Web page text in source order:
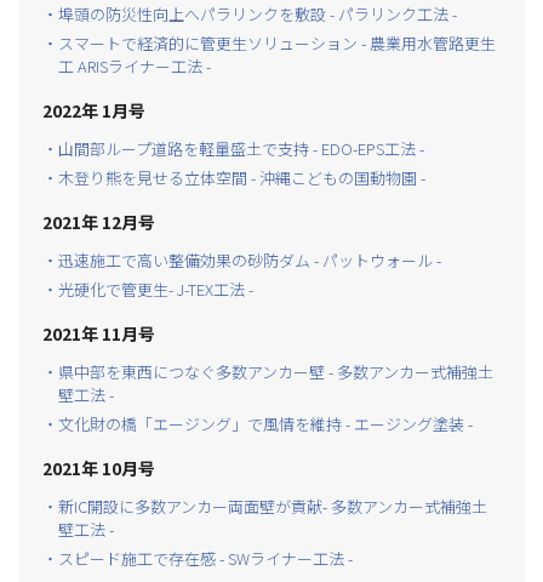
・埠頭の防災性向上へパラリンクを敷設 - パラリンク工法 -
・スマートで経済的に管更生ソリューション - 農業用水管路更生
工 ARISライナー工法 -
2022年 1月号
・山間部ループ道路を軽量盛土で支持 - EDO-EPS工法 -
・木登り熊を見せる立体空間 - 沖縄こどもの国動物園 -
2021年 12月号
・迅速施工で高い整備効果の砂防ダム - パットウォール -
・光硬化で管更生- J-TEX工法 -
2021年 11月号
・県中部を東西につなぐ多数アンカー壁 - 多数アンカー式補強土
壁工法 -
・文化財の橋「エージング」で風情を維持 - エージング塗装 -
2021年 10月号
・新IC開設に多数アンカー両面壁が貢献- 多数アンカー式補強土
壁工法 -
・スピード施工で存在感 - SWライナー工法 -